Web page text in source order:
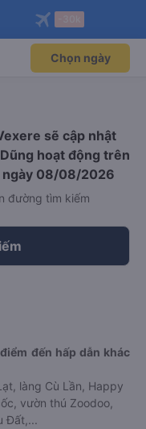
Mở app
bay qua
Mở app
Chọn ngày
sẽ cập nhật
hoạt động trên
ngày 08/08/2026
đường tìm kiếm
đến hấp dẫn khác
làng Cù Lần, Happy
vườn thú Zoodoo,
Đất,...